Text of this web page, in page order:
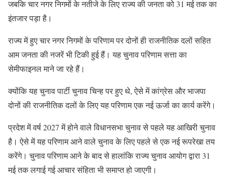
जबकि चार नगर निगमों के नतीजे के लिए राज्य की जनता को 31 मई तक का
इंतजार पड़ा है।
राज्य में हुए चार नगर निगमों के परिणाम पर दोनों ही राजनीतिक दलों सहित
आम जनता की नजरें भी टिकी हुई हैं। यह चुनाव परिणाम सत्ता का
सेमीफाइनल माने जा रहे हैं।
क्योंकि यह चुनाव पार्टी चुनाव चिन्ह पर हुए थे, ऐसे में कांग्रेस और भाजपा
दोनों की राजनीतिक दलों के लिए यह परिणाम एक नई ऊर्जा का कार्य करेंगे।
प्रदेश में वर्ष 2027 में होने वाले विधानसभा चुनाव से पहले यह आखिरी चुनाव
है। ऐसे में यह परिणाम आने वाले चुनाव के लिए पहले से एक नई रूपरेखा तय
करेंगे। चुनाव परिणाम आने के बाद से हालांकि राज्य चुनाव आयोग द्वारा 31
मई तक लगाई गई आचार संहिता भी समाप्त हो जाएगी।